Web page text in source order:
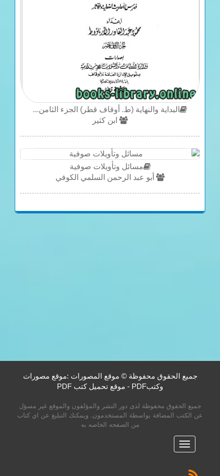
البداية والنهاية (ط. أوقاف قطر) الجزء الثامن...
ابن كثير
مسائل وتأويلات صوفية
أبو عبد الرحمن السلمي الكوفي
جميع الحقوق محفوظة © موقع المصورات :موقع مصورات
وكتبPDF - موقع تحميل كتب PDF
جميع الحقوق محفوظة لدى دور النشر والمؤلفون والموقع غير مسؤل
عن الكتب المضافة بواسطة المستخدمون. ويمكنك التبليغ عن اي كتاب
من الصفحه الخاصه به
القائمه